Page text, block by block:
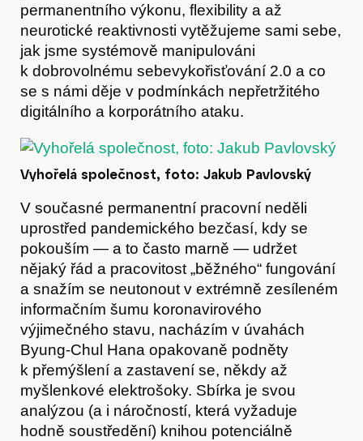
Předplatné
permanentního výkonu, flexibility a až
neurotické reaktivnosti vytěžujeme sami sebe,
jak jsme systémově manipulováni
k dobrovolnému sebevykořisťování 2.0 a co
se s námi děje v podmínkách nepřetržitého
digitálního a korporátního ataku.
Vyhořelá společnost, foto: Jakub Pavlovský
V současné permanentní pracovní neděli
uprostřed pandemického bezčasí, kdy se
pokouším — a to často marně — udržet
nějaký řád a pracovitost „běžného“ fungování
a snažím se neutonout v extrémně zesíleném
informačním šumu koronavirového
výjimečného stavu, nacházím v úvahách
Byung-Chul Hana opakovaně podněty
k přemýšlení a zastavení se, někdy až
myšlenkové elektrošoky. Sbírka je svou
analýzou (a i náročností, která vyžaduje
hodně soustředění) knihou potenciálně